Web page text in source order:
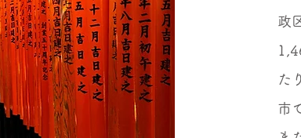
政
た
市